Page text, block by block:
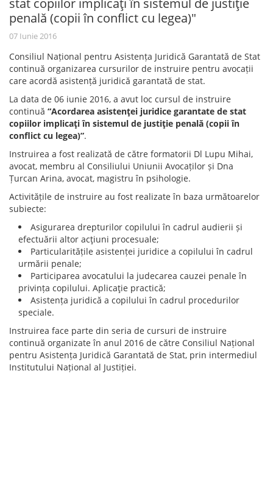
stat copiilor implicaţi în sistemul de justiţie
penală (copii în conflict cu legea)"
07 Iunie 2016
Consiliul Național pentru Asistența Juridică Garantată de Stat
continuă organizarea cursurilor de instruire pentru avocații
care acordă asistență juridică garantată de stat.
La data de 06 iunie 2016, a avut loc cursul de instruire
continuă “Acordarea asistenţei juridice garantate de stat
copiilor implicaţi în sistemul de justiţie penală (copii în
conflict cu legea)”.
Instruirea a fost realizată de către formatorii Dl Lupu Mihai,
avocat, membru al Consiliului Uniunii Avocaților și Dna
Țurcan Arina, avocat, magistru în psihologie.
Activitățile de instruire au fost realizate în baza următoarelor
subiecte:
Asigurarea drepturilor copilului în cadrul audierii și
efectuării altor acţiuni procesuale;
Particularitățile asistenței juridice a copilului în cadrul
urmării penale;
Participarea avocatului la judecarea cauzei penale în
privința copilului. Aplicaţie practică;
Asistența juridică a copilului în cadrul procedurilor
speciale.
Instruirea face parte din seria de cursuri de instruire
continuă organizate în anul 2016 de către Consiliul Național
pentru Asistența Juridică Garantată de Stat, prin intermediul
Institutului Național al Justiției.